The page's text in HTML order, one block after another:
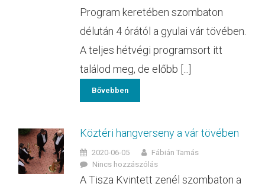
Program keretében szombaton
délután 4 órától a gyulai vár tövében.
A teljes hétvégi programsort itt
találod meg, de előbb [...]
Bővebben
Köztéri hangverseny a vár tövében
2020-06-05
Fábián Tamás
Nincs hozzászólás
A Tisza Kvintett zenél szombaton a